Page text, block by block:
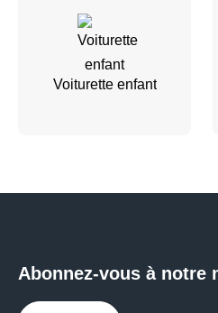
Voiturette enfant
Abonnez-vous à notre